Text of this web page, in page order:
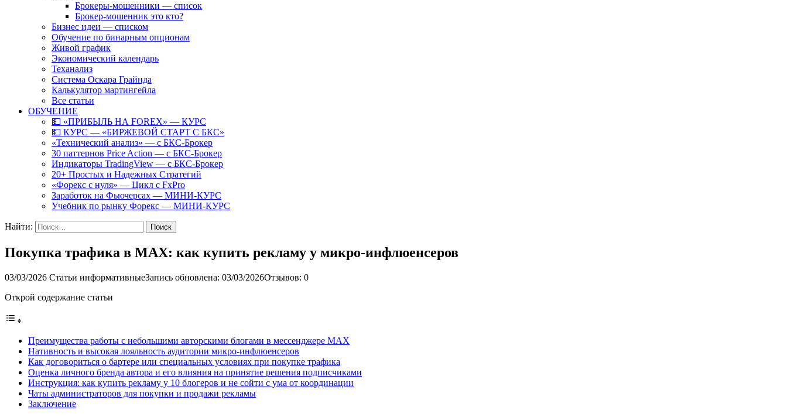
Брокеры-мошенники — список
Брокер-мошенник это кто?
Бизнес идеи — списком
Обучение по бинарным опционам
Живой график
Экономический календарь
Теханализ
Система Оскара Грайнда
Калькулятор мартингейла
Все статьи
ОБУЧЕНИЕ
💵 «ПРИБЫЛЬ НА FOREX» — КУРС
💵 КУРС — «БИРЖЕВОЙ СТАРТ С БКС»
«Технический анализ» — с БКС-Брокер
30 паттернов Price Action — с БКС-Брокер
Индикаторы TradingView — с БКС-Брокер
20+ Простых и Надежных Стратегий
«Форекс с нуля» — Цикл с FxPro
Заработок на Фьючерсах — МИНИ-КУРС
Учебник по рынку Форекс — МИНИ-КУРС
Найти:
Покупка трафика в MAX: как купить рекламу у микро-инфлюенсеров
03/03/2026 Статьи информативныеЗапись обновлена: 03/03/2026Отзывов: 0
Открой содержание статьи
Преимущества работы с небольшими авторскими блогами в мессенджере MAX
Нативность и высокая лояльность аудитории микро-инфлюенсеров
Как договориться о бартере или специальных условиях при покупке трафика
Оценка личного бренда автора и его влияния на принятие решения подписчиками
Инструкция: как купить рекламу у 10 блогеров и не сойти с ума от координации
Чаты администраторов для покупки и продажи рекламы
Заключение